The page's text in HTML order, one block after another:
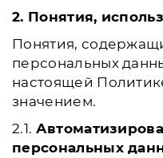
2. Понятия,
Понятия,
персональных
настоящей
значением.
2.1.
персональных